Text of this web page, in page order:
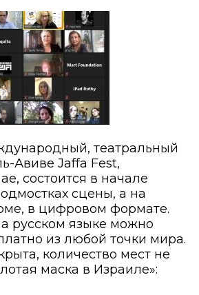
театральный
Авиве Jaffa Fest,
состоится в начале
сцены, а на
в цифровом формате.
русском языке можно
из любой точки мира.
количество мест не
маска в Израиле»: